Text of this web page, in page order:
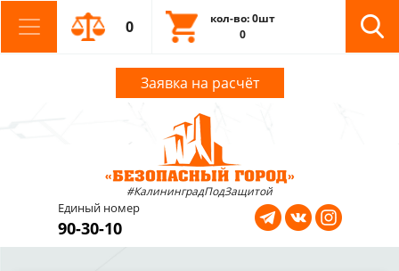
0
кол-во: 0шт
0
Заявка на расчёт
#КалининградПодЗащитой
Единый номер
90-30-10